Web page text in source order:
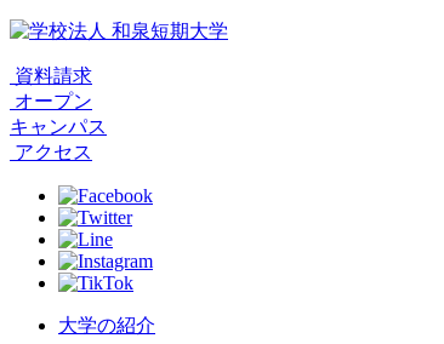
資料請求
オープン
キャンパス
アクセス
大学の紹介